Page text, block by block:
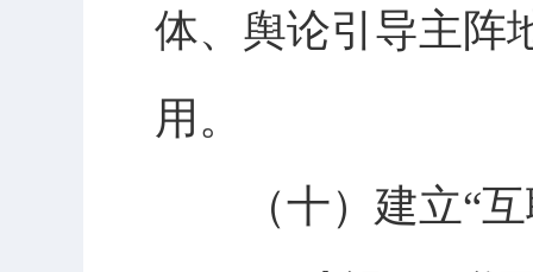
体、舆论引导主阵
用。
（十） 建立“